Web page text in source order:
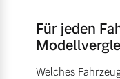
Für jeden
Welches